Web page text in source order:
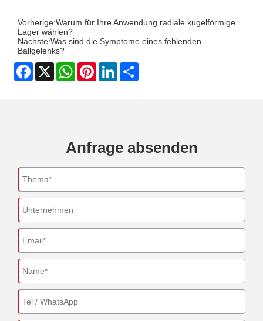
Vorherige:Warum für Ihre Anwendung radiale kugelförmige
Lager wählen?
Nächste:Was sind die Symptome eines fehlenden
Ballgelenks?
Facebook
X WhatsAppPinterestLinkedIn
Anfrage absenden